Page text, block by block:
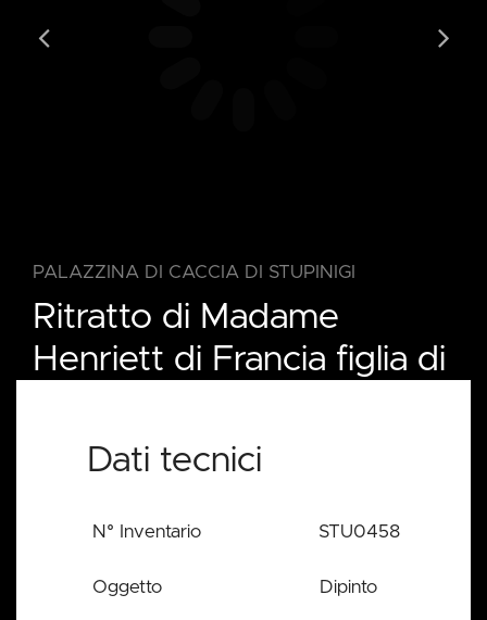
PALAZZINA DI CACCIA DI STUPINIGI
Ritratto di Madame
Henriett di Francia figlia di
(Ginevra, 22 dicembre 1702
Dati tecnici
N° Inventario STU0458
Oggetto Dipinto